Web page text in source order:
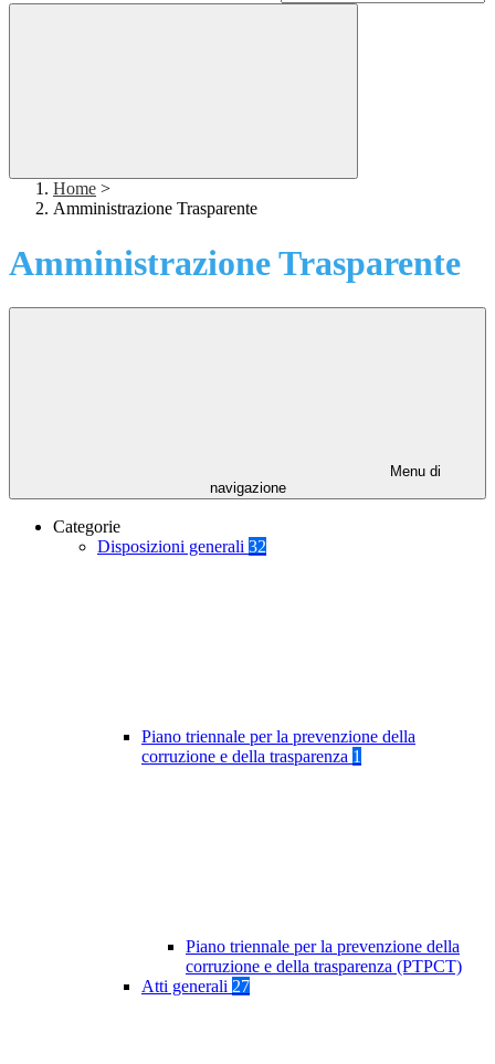
Home >
Amministrazione Trasparente
Amministrazione Trasparente
Menu di
navigazione
Categorie
Disposizioni generali 32
Piano triennale per la prevenzione della
corruzione e della trasparenza 1
Piano triennale per la prevenzione della
corruzione e della trasparenza (PTPCT)
Atti generali 27